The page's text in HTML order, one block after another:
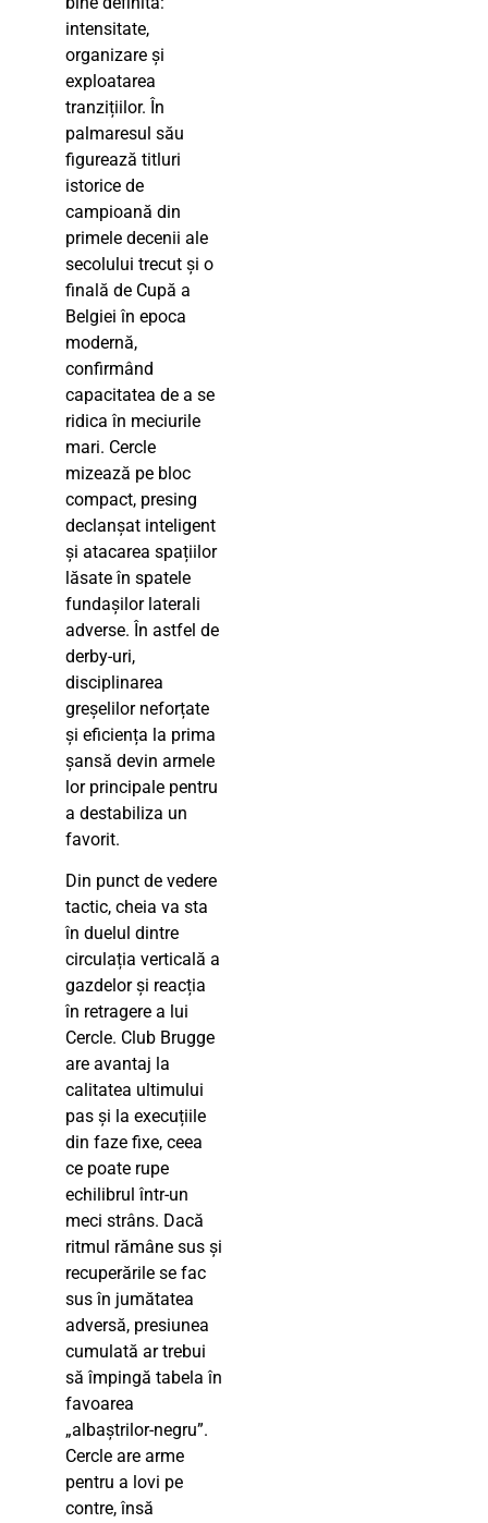
intensitate,
organizare și
exploatarea
tranzițiilor. În
palmaresul său
figurează titluri
istorice de
campioană din
primele decenii ale
secolului trecut și o
finală de Cupă a
Belgiei în epoca
modernă,
confirmând
capacitatea de a se
ridica în meciurile
mari. Cercle
mizează pe bloc
compact, presing
declanșat inteligent
și atacarea spațiilor
lăsate în spatele
fundașilor laterali
adverse. În astfel de
derby-uri,
disciplinarea
greșelilor neforțate
și eficiența la prima
șansă devin armele
lor principale pentru
a destabiliza un
favorit.
Din punct de vedere
tactic, cheia va sta
în duelul dintre
circulația verticală a
gazdelor și reacția
în retragere a lui
Cercle. Club Brugge
are avantaj la
calitatea ultimului
pas și la execuțiile
din faze fixe, ceea
ce poate rupe
echilibrul într-un
meci strâns. Dacă
ritmul rămâne sus și
recuperările se fac
sus în jumătatea
adversă, presiunea
cumulată ar trebui
să împingă tabela în
favoarea
„albaștrilor-negru”.
Cercle are arme
pentru a lovi pe
contre, însă